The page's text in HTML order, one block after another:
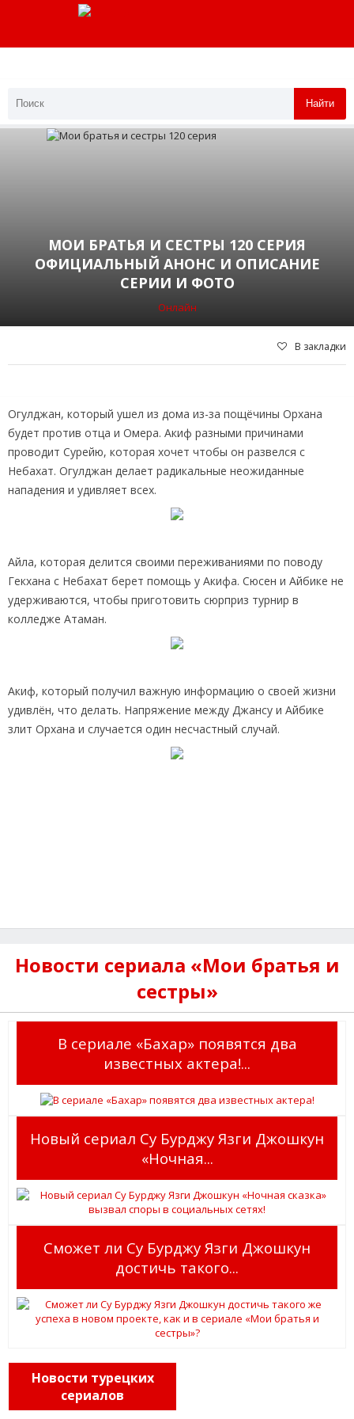
Найти
МОИ БРАТЬЯ И СЕСТРЫ 120 СЕРИЯ
ОФИЦИАЛЬНЫЙ АНОНС И ОПИСАНИЕ
СЕРИИ И ФОТО
Онлайн
В закладки
Огулджан, который ушел из дома из-за пощёчины Орхана
будет против отца и Омера. Акиф разными причинами
проводит Сурейю, которая хочет чтобы он развелся с
Небахат. Огулджан делает радикальные неожиданные
нападения и удивляет всех.
Айла, которая делится своими переживаниями по поводу
Гекхана с Небахат берет помощь у Акифа. Сюсен и Айбике не
удерживаются, чтобы приготовить сюрприз турнир в
колледже Атаман.
Акиф, который получил важную информацию о своей жизни
удивлён, что делать. Напряжение между Джансу и Айбике
злит Орхана и случается один несчастный случай.
Новости сериала «Мои братья и
сестры»
В сериале «Бахар» появятся два
известных актера!...
Новый сериал Су Бурджу Язги Джошкун
«Ночная...
Сможет ли Су Бурджу Язги Джошкун
достичь такого...
Новости турецких
сериалов